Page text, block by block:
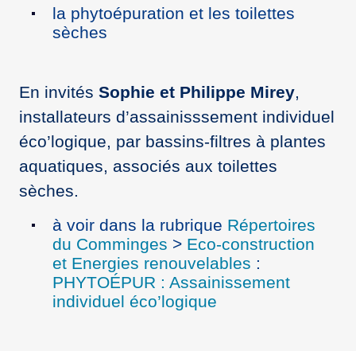
la phytoépuration et les toilettes
sèches
En invités Sophie et Philippe Mirey,
installateurs d’assainisssement individuel
éco’logique, par bassins-filtres à plantes
aquatiques, associés aux toilettes
sèches.
à voir dans la rubrique Répertoires
du Comminges > Eco-construction
et Energies renouvelables :
PHYTOÉPUR : Assainissement
individuel éco’logique